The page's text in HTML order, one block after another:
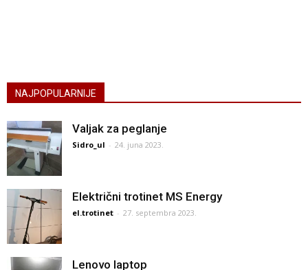
NAJPOPULARNIJE
Valjak za peglanje
Sidro_ul - 24. juna 2023.
Električni trotinet MS Energy
el.trotinet - 27. septembra 2023.
Lenovo laptop